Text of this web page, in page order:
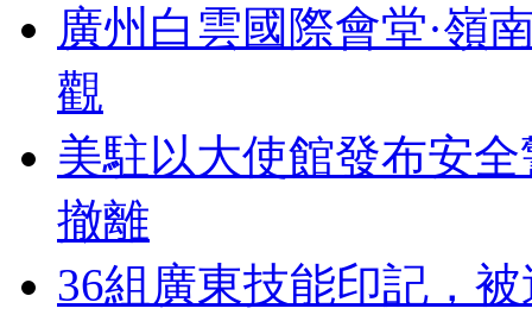
廣州白雲國際會堂·嶺
觀
美駐以大使館發布安
撤離
36組廣東技能印記，